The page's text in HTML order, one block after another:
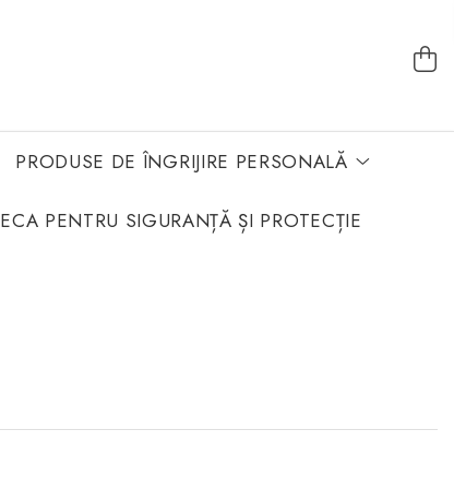
PRODUSE DE ÎNGRIJIRE PERSONALĂ
PENTRU SIGURANȚĂ ȘI PROTECȚIE